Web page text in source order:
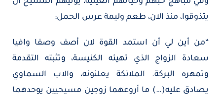
يتذوقوا، منذ الان، طعم وليمة عرس الحمل:
“من أين لي أن استمد القوة لان أصف وصفا وافيا
سعادة الزواج الذي تهيئه الكنيسة، وتثبته التقدمة
وتمهره البركة. الملائكة يعلنونه، والاب السماوي
يصادق عليه(…) ما أروعهما زوجين مسيحيين يوحدهما